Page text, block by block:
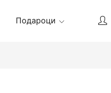
Подароци